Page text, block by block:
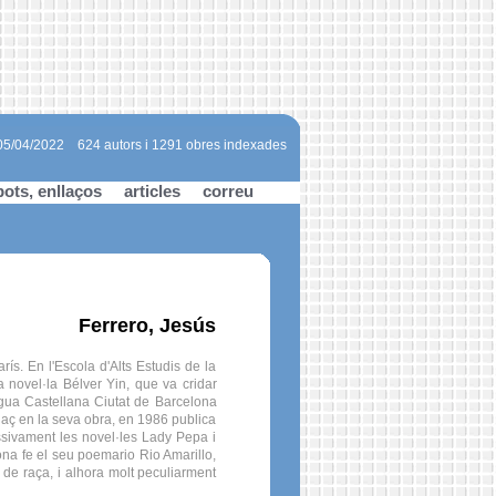
624 autors i 1291 obres indexades
04/2022
enllaços articles correu
Ferrero, Jesús
En l'Escola d'Alts Estudis de la
Bélver Yin, que va cridar
Castellana Ciutat de Barcelona
en la seva obra, en 1986 publica
les novel·les Lady Pepa i
fe el seu poemario Rio Amarillo,
raça, i alhora molt peculiarment